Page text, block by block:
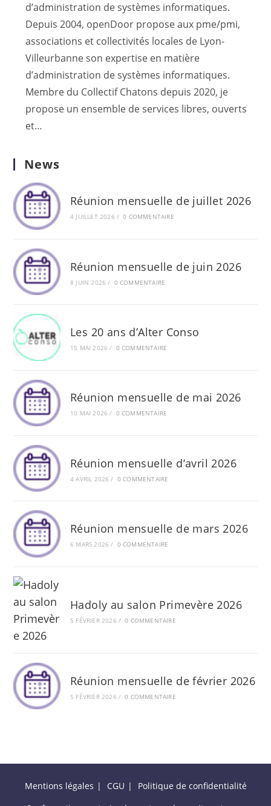
d’administration de systèmes informatiques.
Depuis 2004, openDoor propose aux pme/pmi,
associations et collectivités locales de Lyon-
Villeurbanne son expertise en matière
d’administration de systèmes informatiques.
Membre du Collectif Chatons depuis 2020, je
propose un ensemble de services libres, ouverts
et…
News
Réunion mensuelle de juillet 2026
4 JUILLET 2026 / 0 COMMENTAIRE
Réunion mensuelle de juin 2026
8 JUIN 2026 / 0 COMMENTAIRE
Les 20 ans d’Alter Conso
15 MAI 2026 / 0 COMMENTAIRE
Réunion mensuelle de mai 2026
10 MAI 2026 / 0 COMMENTAIRE
Réunion mensuelle d’avril 2026
4 AVRIL 2026 / 0 COMMENTAIRE
Réunion mensuelle de mars 2026
6 MARS 2026 / 0 COMMENTAIRE
Hadoly au salon Primevère 2026
5 FÉVRIER 2026 / 0 COMMENTAIRE
Réunion mensuelle de février 2026
5 FÉVRIER 2026 / 0 COMMENTAIRE
Mentions légales CGU
Politique de confidentialité